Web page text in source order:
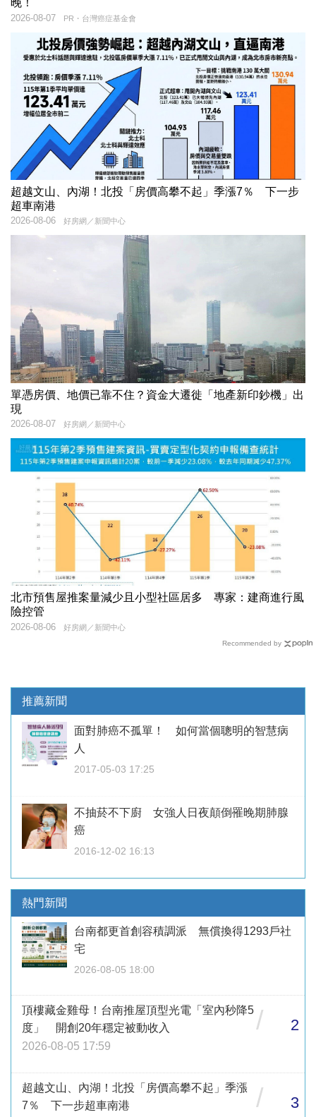
晚！
PR・台灣癌症基金會
2026-08-07
超越文山、內湖！北投「房價高攀不起」季漲7％ 下一步
超車南港
好房網／新聞中心
2026-08-06
單憑房價、地價已靠不住？資金大遷徙「地產新印鈔機」出
現
好房網／新聞中心
2026-08-07
北市預售屋推案量減少且小型社區居多 專家：建商進行風
險控管
好房網／新聞中心
2026-08-06
Recommended by
推薦新聞
面對肺癌不孤單！ 如何當個聰明的智慧病
人
2017-05-03 17:25
不抽菸不下廚 女強人日夜顛倒罹晚期肺腺
癌
2016-12-02 16:13
熱門新聞
台南都更首創容積調派 無償換得1293戶社
宅
2026-08-05 18:00
頂樓藏金雞母！台南推屋頂型光電「室內秒降5
度」 開創20年穩定被動收入
2026-08-05 17:59
/ 2
超越文山、內湖！北投「房價高攀不起」季漲
7％ 下一步超車南港
/ 3